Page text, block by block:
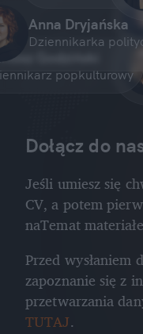
Dołącz do
Jeśli umiesz się
CV, a potem
naTemat
Przed wysłaniem
zapoznanie się z
przetwarzania
TUTAJ.
Godziński
popkulturowy
Anna Dryjańska
Dziennikarka